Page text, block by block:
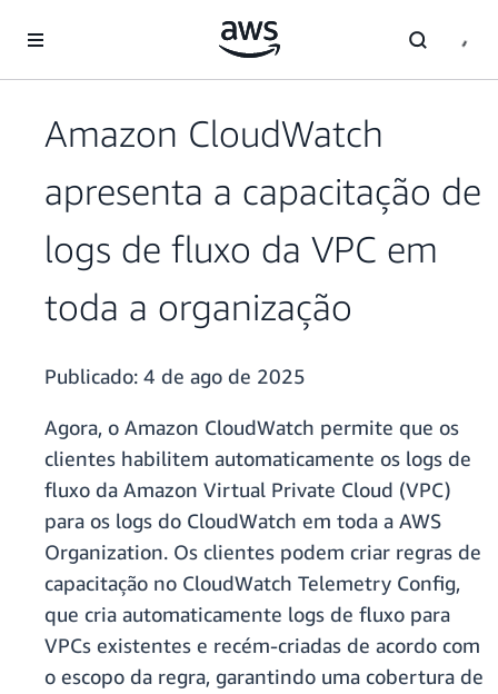
Pular para o conteúdo principal
Amazon CloudWatch
apresenta a capacitação de
logs de fluxo da VPC em
toda a organização
Publicado: 4 de ago de 2025
Agora, o Amazon CloudWatch permite que os
clientes habilitem automaticamente os logs de
fluxo da Amazon Virtual Private Cloud (VPC)
para os logs do CloudWatch em toda a AWS
Organization. Os clientes podem criar regras de
capacitação no CloudWatch Telemetry Config,
que cria automaticamente logs de fluxo para
VPCs existentes e recém-criadas de acordo com
o escopo da regra, garantindo uma cobertura de